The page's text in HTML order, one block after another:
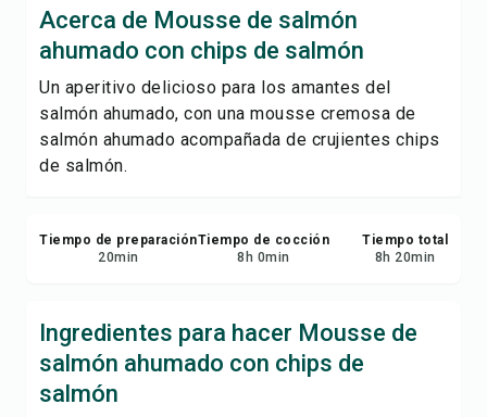
Reportar
Acerca de Mousse de salmón
ahumado con chips de salmón
Un aperitivo delicioso para los amantes del
salmón ahumado, con una mousse cremosa de
salmón ahumado acompañada de crujientes chips
de salmón.
Tiempo de preparación
20min
Tiempo de cocción
8 h 0min
Tiempo total
8 h 20min
Ingredientes para hacer Mousse de
salmón ahumado con chips de
salmón